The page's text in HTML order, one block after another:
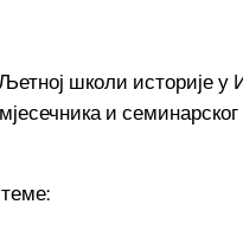
школи историје у
и